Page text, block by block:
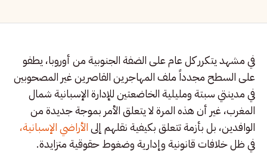
في مشهد يتكرر كل عام على الضفة الجنوبية من أوروبا، يطفو
على السطح مجدداً ملف المهاجرين القاصرين غير المصحوبين
في مدينتي سبتة ومليلية الخاضعتين للإدارة الإسبانية شمال
المغرب، غير أن هذه المرة لا يتعلق الأمر بموجة جديدة من
الوافدين، بل بأزمة تتعلق بكيفية نقلهم إلىالأراضي الإسبانية،
في ظل خلافات قانونية وإدارية وضغوط حقوقية متزايدة.